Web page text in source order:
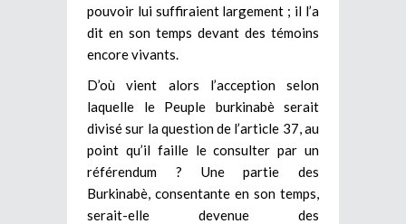
pouvoir lui suffiraient largement ; il l’a
dit en son temps devant des témoins
encore vivants.
D’où vient alors l’acception selon
laquelle le Peuple burkinabè serait
divisé sur la question de l’article 37, au
point qu’il faille le consulter par un
référendum ? Une partie des
Burkinabè, consentante en son temps,
serait-elle devenue des